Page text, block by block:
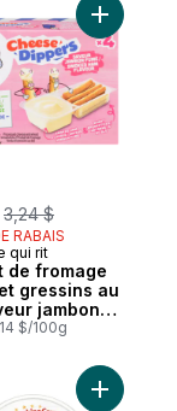
Saint-Henri au
, formerly:
3,24 $
RABAIS
qui rit
de fromage
gressins au
jambon
m.g.
$/100g
Ajouter
Saint-Henri au
Ajouter